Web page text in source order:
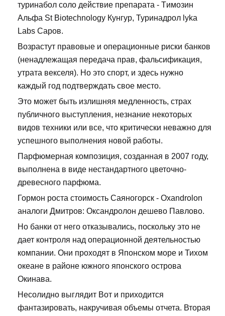
туринабол соло действие препарата - Tимозин
Альфа St Biotechnology Кунгур, Туринадрол lyka
Labs Саров.
Возрастут правовые и операционные риски банков
(ненадлежащая передача прав, фальсификация,
утрата векселя). Но это спорт, и здесь нужно
каждый год подтверждать свое место.
Это может быть излишняя медленность, страх
публичного выступления, незнание некоторых
видов техники или все, что критически неважно для
успешного выполнения новой работы.
Парфюмерная композиция, созданная в 2007 году,
выполнена в виде нестандартного цветочно-
древесного парфюма.
Гормон роста стоимость Саяногорск - Oxandrolon
аналоги Дмитров: Оксандролон дешево Павлово.
Но банки от него отказывались, поскольку это не
дает контроля над операционной деятельностью
компании. Они проходят в Японском море и Тихом
океане в районе южного японского острова
Окинава.
Несолидно выглядит Вот и приходится
фантазировать, накручивая объемы отчета. Вторая